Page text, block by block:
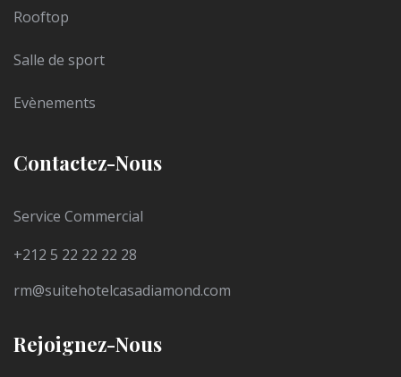
Rooftop
Salle de sport
Evènements
Contactez-Nous
Service Commercial
+212 5 22 22 22 28
rm@suitehotelcasadiamond.com
Rejoignez-Nous